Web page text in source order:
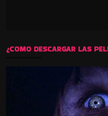
¿COMO DESCARGAR LAS